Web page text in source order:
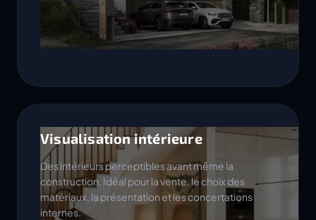
Visualisation intérieure
Des intérieurs perceptibles avant même la
construction. Idéal pour la vente, le choix des
matériaux, la présentation et les concertations
internes.